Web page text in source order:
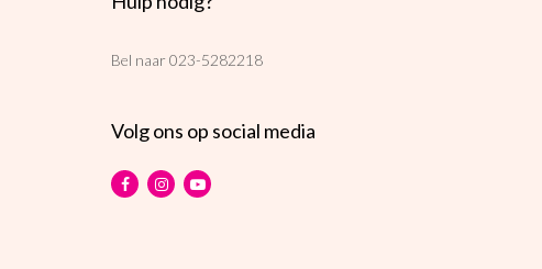
Bel naar 023-5282218
Volg ons op social media